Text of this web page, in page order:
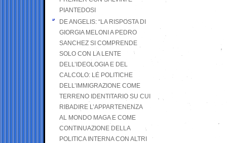
PIANTEDOSI
DE ANGELIS: “LA RISPOSTA DI
GIORGIA MELONI A PEDRO
SANCHEZ SI COMPRENDE
SOLO CON LA LENTE
DELL’IDEOLOGIA E DEL
CALCOLO: LE POLITICHE
DELL’IMMIGRAZIONE COME
TERRENO IDENTITARIO SU CUI
RIBADIRE L’APPARTENENZA
AL MONDO MAGA E COME
CONTINUAZIONE DELLA
POLITICA INTERNA CON ALTRI